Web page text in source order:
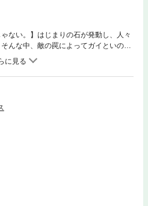
ない。】はじまりの石が発動し、人々
んな中、敵の罠によってガイといのり
Mizuki (C)ギルティクラウン製作